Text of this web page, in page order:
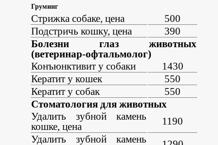
Груминг
Стрижка собаке, цена
500
Подстричь кошку, цена
390
Болезни глаз животных
(ветеринар-офтальмолог)
Конъюнктивит у собаки
1430
Кератит у кошек
550
Кератит у собак
550
Стоматология для животных
Удалить зубной камень
кошке, цена
1190
Удалить зубной камень